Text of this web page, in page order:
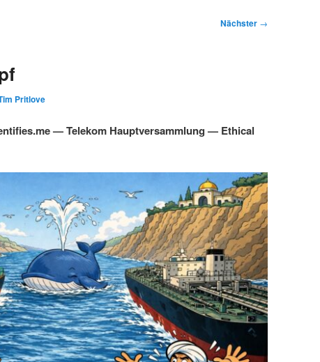
Nächster →
Pritlove
— Telekom Hauptversammlung — Ethical